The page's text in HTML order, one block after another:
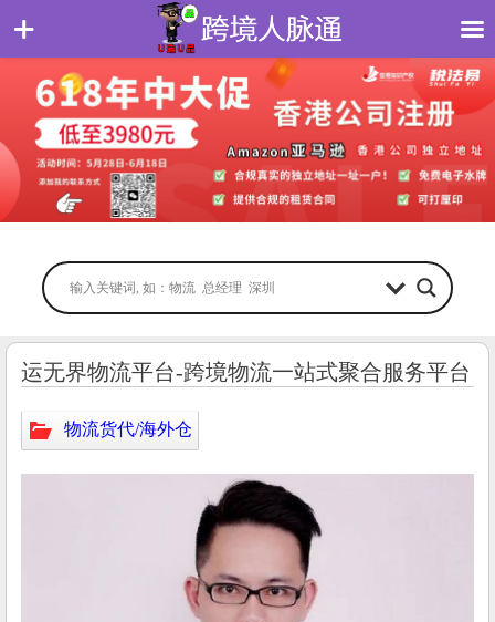
运无界物流平台-跨境物流一站式聚合服务平台
物流货代/海外仓